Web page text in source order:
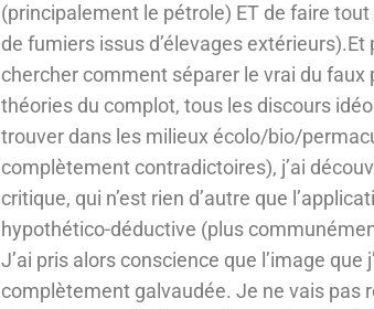
(principalement le pétrole) ET de faire
de fumiers issus d’élevages
chercher comment séparer le vrai du
théories du complot, tous les discours
trouver dans les milieux écolo/bio/
complètement contradictoires), j’ai
critique, qui n’est rien d’autre que
hypothético-déductive (plus
J’ai pris alors conscience que l’image que
complètement galvaudée. Je ne vais pas